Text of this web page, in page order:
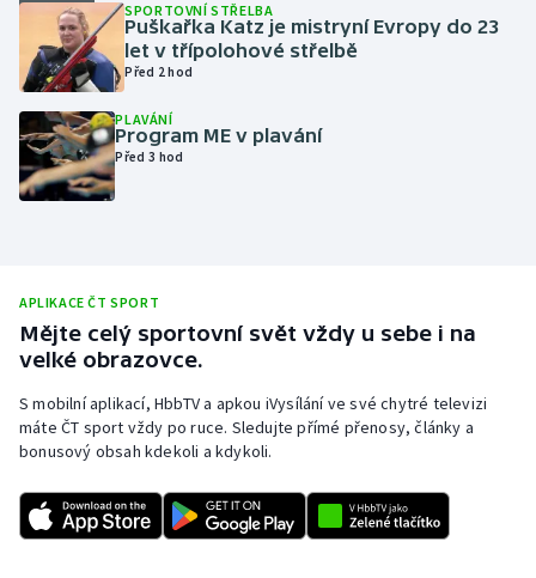
Motorsport
Olympijské hry
Parasport
Plavání
Rychlostní kanoistika
Short track
SPORTOVNÍ STŘELBA
Puškařka Katz je mistryní Evropy do 23
let v třípolohové střelbě
Před 2 hod
PLAVÁNÍ
Program ME v plavání
Před 3 hod
APLIKACE ČT SPORT
Mějte celý sportovní svět vždy u sebe i na
velké obrazovce.
S mobilní aplikací, HbbTV a apkou iVysílání ve své chytré televizi
máte ČT sport vždy po ruce. Sledujte přímé přenosy, články a
bonusový obsah kdekoli a kdykoli.